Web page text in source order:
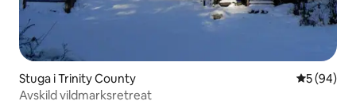
Stuga i Trinity County 5 av 5 i
5 (94)
Avskild vildmarksretreat